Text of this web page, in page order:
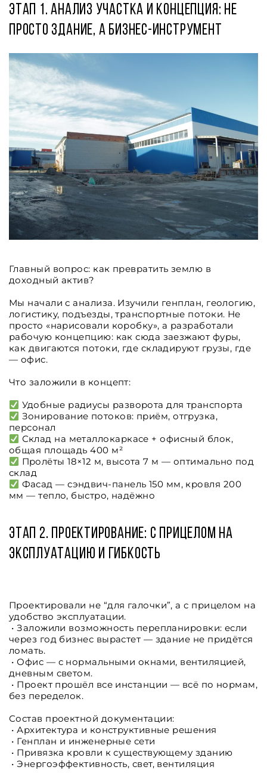
Этап 1. Анализ участка и концепция: не
просто здание, а бизнес-инструмент
Главный вопрос: как превратить землю в
доходный актив?
Мы начали с анализа. Изучили генплан, геологию,
логистику, подъезды, транспортные потоки. Не
просто «нарисовали коробку», а разработали
рабочую концепцию: как сюда заезжают фуры,
как двигаются потоки, где складируют грузы, где
— офис.
Что заложили в концепт:
Удобные радиусы разворота для транспорта
Зонирование потоков: приём, отгрузка,
персонал
Склад на металлокаркасе + офисный блок,
общая площадь 400 м²
Пролёты 18×12 м, высота 7 м — оптимально под
склад
Фасад — сэндвич-панель 150 мм, кровля 200
мм — тепло, быстро, надёжно
Этап 2. Проектирование: с прицелом на
эксплуатацию и гибкость
Проектировали не “для галочки”, а с прицелом на
удобство эксплуатации.
• Заложили возможность перепланировки: если
через год бизнес вырастет — здание не придётся
ломать.
• Офис — с нормальными окнами, вентиляцией,
дневным светом.
• Проект прошёл все инстанции — всё по нормам,
без переделок.
Состав проектной документации:
• Архитектура и конструктивные решения
• Генплан и инженерные сети
• Привязка кровли к существующему зданию
• Энергоэффективность, свет, вентиляция